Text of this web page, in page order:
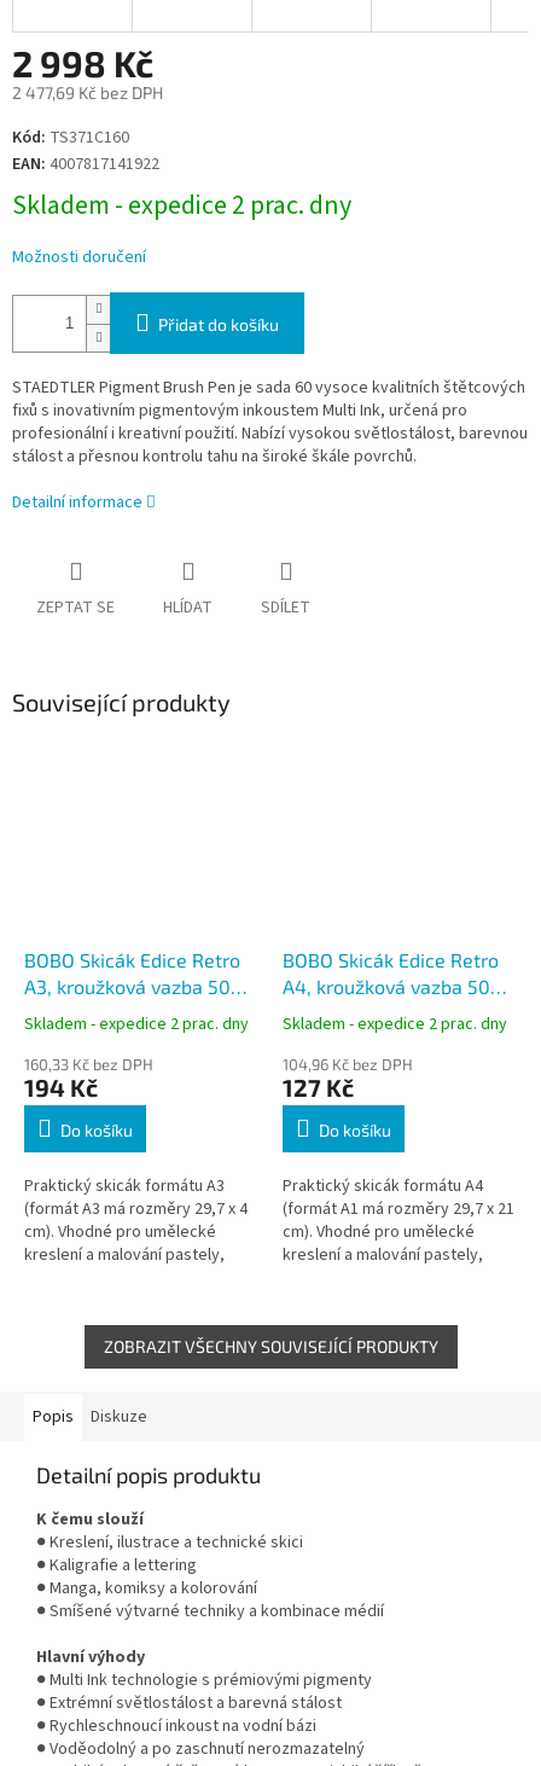
2 998 Kč
2 477,69 Kč bez DPH
Měrná
cena:
Kód: TS371C160
EAN: 4007817141922
Skladem - expedice 2 prac. dny
Možnosti doručení
Přidat do košíku
STAEDTLER Pigment Brush Pen je sada 60 vysoce kvalitních štětcových
fixů s inovativním pigmentovým inkoustem Multi Ink, určená pro
profesionální i kreativní použití. Nabízí vysokou světlostálost, barevnou
stálost a přesnou kontrolu tahu na široké škále povrchů.
Detailní informace
ZEPTAT SE HLÍDAT SDÍLET
Související produkty
BOBO Skicák Edice Retro
A3, kroužková vazba 50
listů
Skladem - expedice 2 prac. dny
160,33 Kč bez DPH
194 Kč
Do košíku
Praktický skicák formátu A3
(formát A3 má rozměry 29,7 x 4
cm). Vhodné pro umělecké
kreslení a malování pastely,
BOBO Skicák Edice Retro
A4, kroužková vazba 50
listů
Skladem - expedice 2 prac. dny
104,96 Kč bez DPH
127 Kč
Do košíku
Praktický skicák formátu A4
(formát A1 má rozměry 29,7 x 21
cm). Vhodné pro umělecké
kreslení a malování pastely,
ZOBRAZIT VŠECHNY SOUVISEJÍCÍ PRODUKTY
Popis Diskuze
Detailní popis produktu
K čemu slouží
● Kreslení, ilustrace a technické skici
● Kaligrafie a lettering
● Manga, komiksy a kolorování
● Smíšené výtvarné techniky a kombinace médií
Hlavní výhody
● Multi Ink technologie s prémiovými pigmenty
● Extrémní světlostálost a barevná stálost
● Rychleschnoucí inkoust na vodní bázi
● Voděodolný a po zaschnutí nerozmazatelný